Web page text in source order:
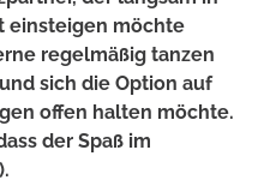
einsteigen möchte
regelmäßig tanzen
sich die Option auf
offen halten möchte.
der Spaß im